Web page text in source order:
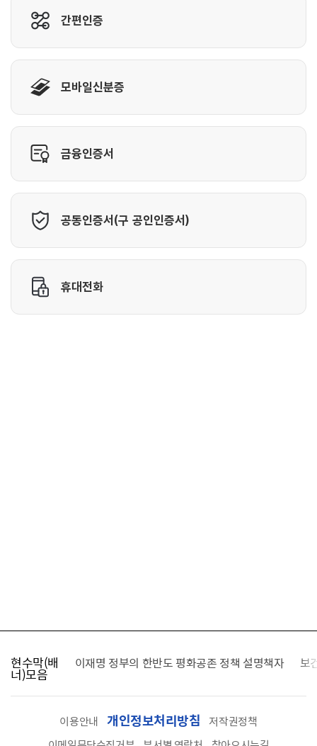
현수막(배
너)모음
찾습니다 이재명 정부의 한반도 평화공존 정책 설명책자 보
이용안내 개인정보처리방침
저작권정책